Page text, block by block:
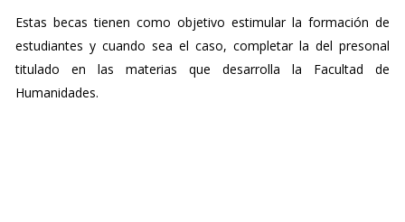
Estas becas tienen como objetivo estimular la formación de
estudiantes y cuando sea el caso, completar la del presonal
titulado en las materias que desarrolla la Facultad de
Humanidades.